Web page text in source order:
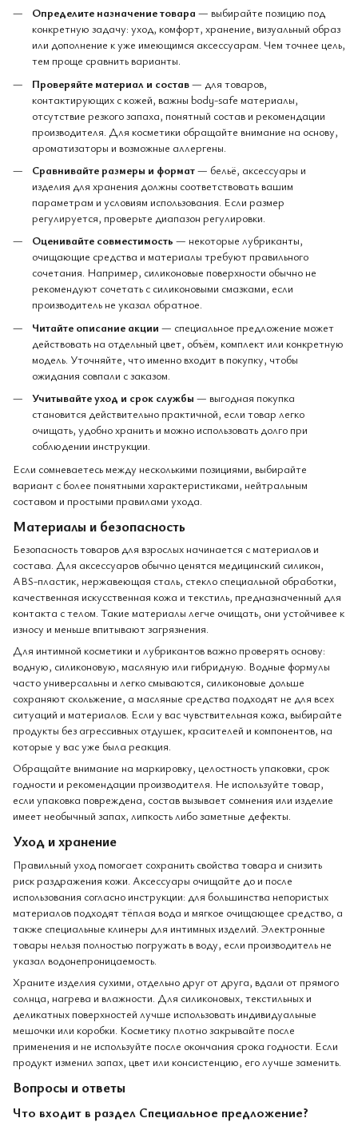
Определите назначение товара — выбирайте позицию под
конкретную задачу: уход, комфорт, хранение, визуальный образ
или дополнение к уже имеющимся аксессуарам. Чем точнее цель,
тем проще сравнить варианты.
Проверяйте материал и состав— для товаров,
контактирующих с кожей, важны body-safe материалы,
отсутствие резкого запаха, понятный состав и рекомендации
производителя. Для косметики обращайте внимание на основу,
ароматизаторы и возможные аллергены.
Сравнивайте размеры и формат— бельё, аксессуары и
изделия для хранения должны соответствовать вашим
параметрам и условиям использования. Если размер
регулируется, проверьте диапазон регулировки.
Оценивайте совместимость — некоторые лубриканты,
очищающие средства и материалы требуют правильного
сочетания. Например, силиконовые поверхности обычно не
рекомендуют сочетать с силиконовыми смазками, если
производитель не указал обратное.
Читайте описание акции — специальное предложение может
действовать на отдельный цвет, объём, комплект или конкретную
модель. Уточняйте, что именно входит в покупку, чтобы
ожидания совпали с заказом.
Учитывайте уход и срок службы — выгодная покупка
становится действительно практичной, если товар легко
очищать, удобно хранить и можно использовать долго при
соблюдении инструкции.
Если сомневаетесь между несколькими позициями, выбирайте
вариант с более понятными характеристиками, нейтральным
составом и простыми правилами ухода.
Материалы и безопасность
Безопасность товаров для взрослых начинается с материалов и
состава. Для аксессуаров обычно ценятся медицинский силикон,
ABS-пластик, нержавеющая сталь, стекло специальной обработки,
качественная искусственная кожа и текстиль, предназначенный для
контакта с телом. Такие материалы легче очищать, они устойчивее к
износу и меньше впитывают загрязнения.
Для интимной косметики и лубрикантов важно проверять основу:
водную, силиконовую, масляную или гибридную. Водные формулы
часто универсальны и легко смываются, силиконовые дольше
сохраняют скольжение, а масляные средства подходят не для всех
ситуаций и материалов. Если у вас чувствительная кожа, выбирайте
продукты без агрессивных отдушек, красителей и компонентов, на
которые у вас уже была реакция.
Обращайте внимание на маркировку, целостность упаковки, срок
годности и рекомендации производителя. Не используйте товар,
если упаковка повреждена, состав вызывает сомнения или изделие
имеет необычный запах, липкость либо заметные дефекты.
Уход и хранение
Правильный уход помогает сохранить свойства товара и снизить
риск раздражения кожи. Аксессуары очищайте до и после
использования согласно инструкции: для большинства непористых
материалов подходят тёплая вода и мягкое очищающее средство, а
также специальные клинеры для интимных изделий. Электронные
товары нельзя полностью погружать в воду, если производитель не
указал водонепроницаемость.
Храните изделия сухими, отдельно друг от друга, вдали от прямого
солнца, нагрева и влажности. Для силиконовых, текстильных и
деликатных поверхностей лучше использовать индивидуальные
мешочки или коробки. Косметику плотно закрывайте после
применения и не используйте после окончания срока годности. Если
продукт изменил запах, цвет или консистенцию, его лучше заменить.
Вопросы и ответы
Что входит в раздел Специальное предложение?